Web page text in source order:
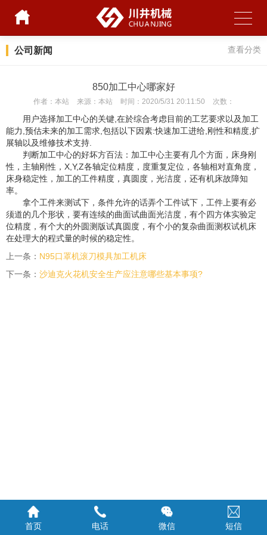
公司新闻 查看分类
850加工中心哪家好
作者： 本站 来源： 本站 时间： 2020/5/31 20:11:50 次数：
用户选择加工中心的关键,在於综合考虑目前的工艺要求以及加工
能力,预估未来的加工需求,包括以下因素:快速加工进给,刚性和精度,扩
展轴以及维修技术支持.
判断加工中心的好坏方百法：加工中心主要有几个方面，床身刚
性，主轴刚性，X,Y,Z各轴定位精度，度重复定位，各轴相对直角度，
床身稳定性，加工的工件精度，真圆度，光洁度，还有机床故障知
率。
拿个工件来测试下，条件允许的话弄个工件试下，工件上要有必
须道的几个形状，要有连续的曲面试曲面光洁度，有个四方体实验定
位精度，有个大的外圆测版试真圆度，有个小的复杂曲面测权试机床
在处理大的程式量的时候的稳定性。
上一条： N95口罩机滚刀模具加工机床
下一条： 沙迪克火花机安全生产应注意哪些基本事项?
首页 电话 微信 短信